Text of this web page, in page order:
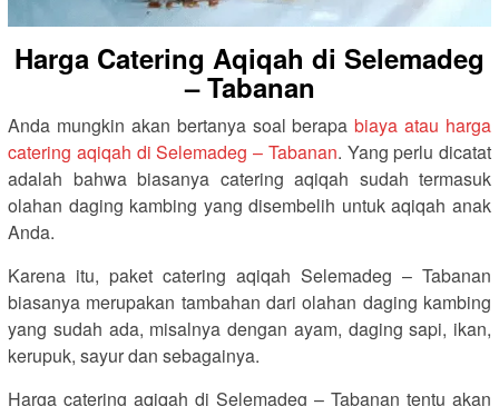
Harga Catering Aqiqah di Selemadeg
– Tabanan
Anda mungkin akan bertanya soal berapabiaya atau harga
catering aqiqah di Selemadeg – Tabanan. Yang perlu dicatat
adalah bahwa biasanya catering aqiqah sudah termasuk
olahan daging kambing yang disembelih untuk aqiqah anak
Anda.
Karena itu, paket catering aqiqah Selemadeg – Tabanan
biasanya merupakan tambahan dari olahan daging kambing
yang sudah ada, misalnya dengan ayam, daging sapi, ikan,
kerupuk, sayur dan sebagainya.
Harga catering aqiqah di Selemadeg – Tabanan tentu akan